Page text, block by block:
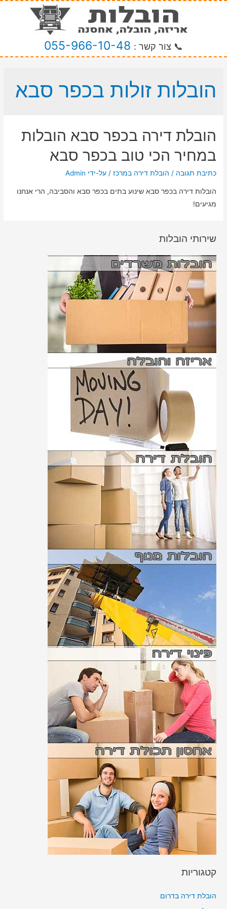
📞 צור קשר : 055-966-10-48
הובלות זולות בכפר סבא
הובלת דירה בכפר סבא הובלות
במחיר הכי טוב בכפר סבא
כתיבת תגובה / הובלת דירה במרכז / על-ידי Admin
הובלות דירה בכפר סבא שינוע בתים בכפר סבא והסביבה, הרי אנחנו
מגיעים!
שירותי הובלות
קטגוריות
הובלת דירה בדרום